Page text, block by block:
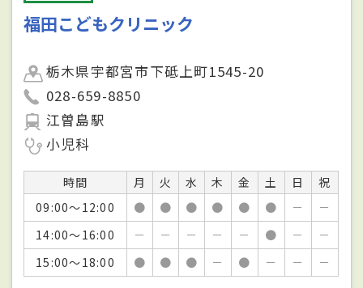
福田こどもクリニック
栃木県宇都宮市下砥上町1545-20
028-659-8850
江曽島駅
小児科
時間 月 火 水 木 金 土 日
祝
09:00～12:00
● ● ● ● ● ● －
－
14:00～16:00
－ － － － － ● －
－
15:00～18:00
● ● ● － ● － － －